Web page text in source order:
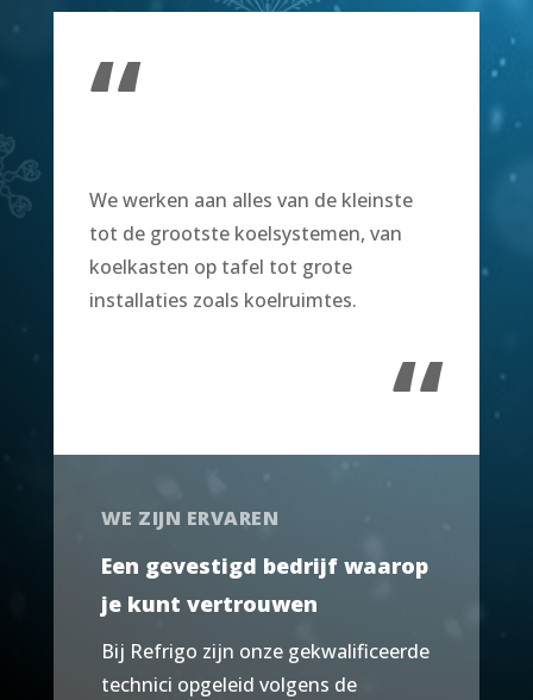
“
We werken aan alles van de kleinste
tot de grootste koelsystemen, van
koelkasten op tafel tot grote
installaties zoals koelruimtes.
“
WE ZIJN ERVAREN
Een gevestigd bedrijf waarop
je kunt vertrouwen
Bij Refrigo zijn onze gekwalificeerde
technici opgeleid volgens de